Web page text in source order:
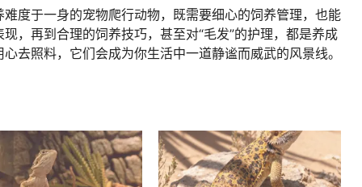
度于一身的宠物爬行动物，既需要细心的饲养管理，也能
，再到合理的饲养技巧，甚至对“毛发”的护理，都是养成
去照料，它们会成为你生活中一道静谧而威武的风景线。